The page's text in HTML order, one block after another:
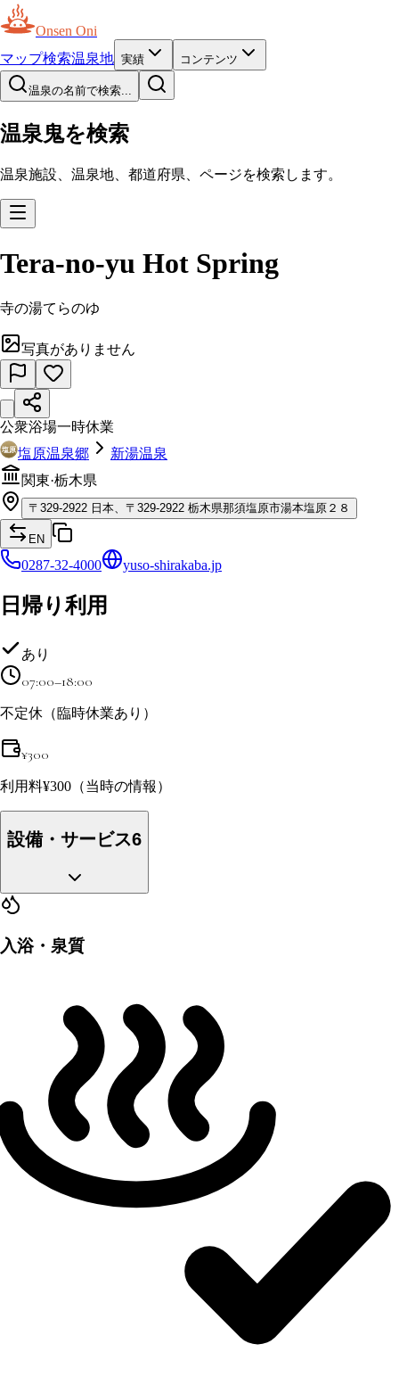
Onsen Oni
マップ検索温泉地 実績 コンテンツ
温泉の名前で検索...
温泉鬼を検索
温泉施設、温泉地、都道府県、ページを検索します。
Tera-no-yu Hot Spring
寺の湯てらのゆ
写真がありません
公衆浴場一時休業
塩原温泉郷
新湯温泉
関東·栃木県
〒 329-2922 日本、〒329-2922 栃木県那須塩原市湯本塩原２８
EN
0287-32-4000 yuso-shirakaba.jp
日帰り利用
あり
07:00–18:00
不定休（臨時休業あり）
¥300
利用料¥300（当時の情報）
設備・サービス6
入浴・泉質